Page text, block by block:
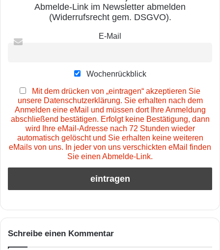
Abmelde-Link im Newsletter abmelden
(Widerrufsrecht gem. DSGVO).
E-Mail
Wochenrückblick
Mit dem drücken von „eintragen“ akzeptieren Sie
unsere Datenschutzerklärung. Sie erhalten nach dem
Anmelden eine eMail und müssen dort Ihre Anmeldung
abschließend bestätigen. Erfolgt keine Bestätigung, dann
wird Ihre eMail-Adresse nach 72 Stunden wieder
automatisch gelöscht und Sie erhalten keine weiteren
eMails von uns. In jeder von uns verschickten eMail finden
Sie einen Abmelde-Link.
Schreibe einen Kommentar